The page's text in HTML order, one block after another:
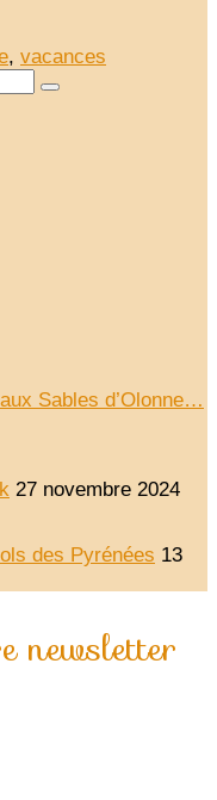
, vacances
Sables d’Olonne…
27 novembre 2024
des Pyrénées 13
newsletter